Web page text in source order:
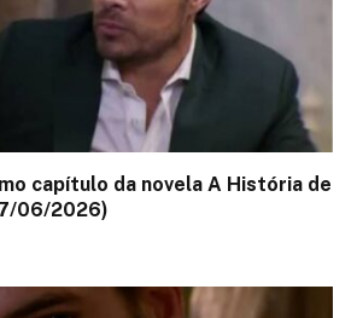
capítulo da novela A História de
06/2026)